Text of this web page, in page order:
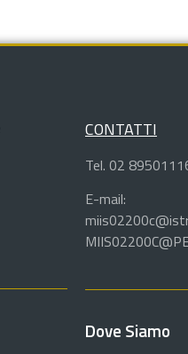
CONTATTI
Tel. 02
E-mail:
Dove Siamo